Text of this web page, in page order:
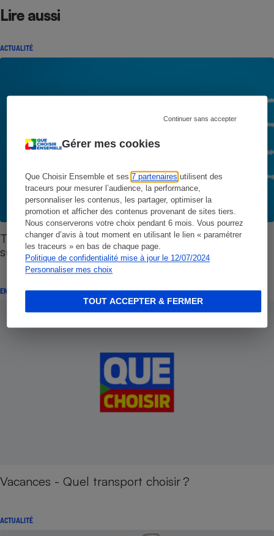
Gérer mes cookies
Que Choisir Ensemble et ses7 partenaires utilisent des
traceurs pour mesurer l’audience, la performance,
personnaliser les contenus, les partager, optimiser la
promotion et afficher des contenus provenant de sites tiers.
Nous conserverons votre choix pendant 6 mois. Vous pourrez
changer d’avis à tout moment en utilisant le lien « paramétrer
les traceurs » en bas de chaque page.
Politique de confidentialité mise à jour le 12/07/2024
Personnaliser mes choix
Continuer sans accepter
TOUT ACCEPTER & FERMER
Lire aussi
ACTUALITÉ
Transport aérien - Enfin un peu de transparence
sur les émissions de CO2 !
ENQUÊTE
Vacances - Quel transport choisir ?
ACTUALITÉ